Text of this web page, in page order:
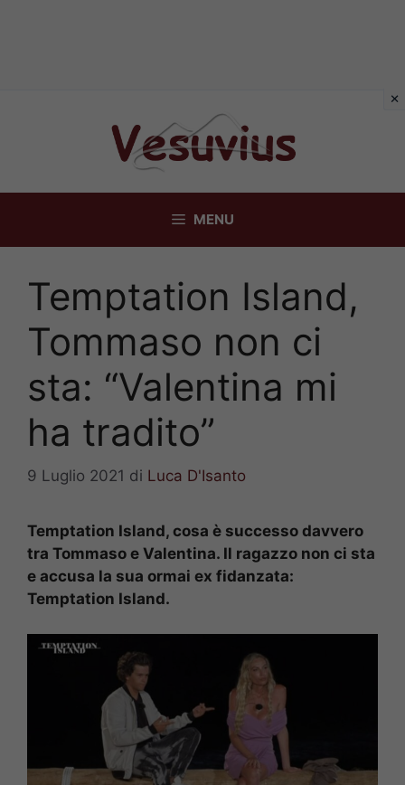
MENU
Temptation Island,
Tommaso non ci
sta: “Valentina mi
ha tradito”
9 Luglio 2021 di Luca D'Isanto
Temptation Island, cosa è successo davvero
tra Tommaso e Valentina. Il ragazzo non ci sta
e accusa la sua ormai ex fidanzata:
Temptation Island.